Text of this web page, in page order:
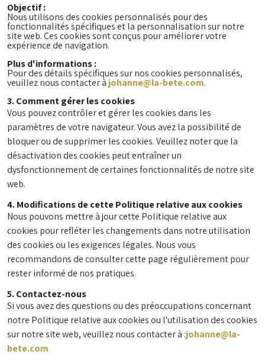
Objectif :
Nous utilisons des cookies personnalisés pour des
fonctionnalités spécifiques et la personnalisation sur notre
site web. Ces cookies sont conçus pour améliorer votre
expérience de navigation.
Plus d'informations :
Pour des détails spécifiques sur nos cookies personnalisés,
veuillez nous contacter à johanne@la-bete.com.
3. Comment gérer les cookies
Vous pouvez contrôler et gérer les cookies dans les
paramètres de votre navigateur. Vous avez la possibilité de
bloquer ou de supprimer les cookies. Veuillez noter que la
désactivation des cookies peut entraîner un
dysfonctionnement de certaines fonctionnalités de notre site
web.
4. Modifications de cette Politique relative aux cookies
Nous pouvons mettre à jour cette Politique relative aux
cookies pour refléter les changements dans notre utilisation
des cookies ou les exigences légales. Nous vous
recommandons de consulter cette page régulièrement pour
rester informé de nos pratiques.
5. Contactez-nous
Si vous avez des questions ou des préoccupations concernant
notre Politique relative aux cookies ou l'utilisation des cookies
sur notre site web, veuillez nous contacter à :johanne@la-
bete.com